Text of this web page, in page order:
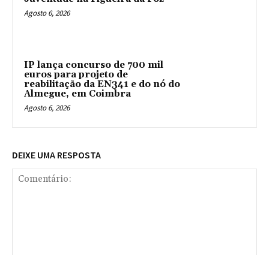
Agosto 6, 2026
IP lança concurso de 700 mil
euros para projeto de
reabilitação da EN341 e do nó do
Almegue, em Coimbra
Agosto 6, 2026
DEIXE UMA RESPOSTA